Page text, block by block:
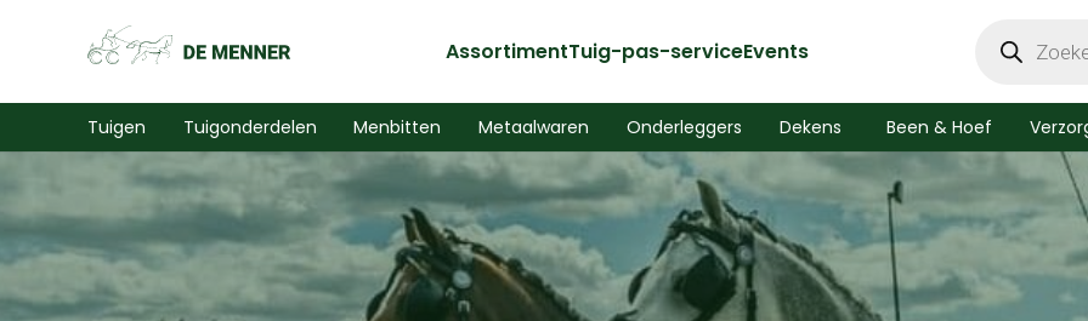
AssortimentTuig-pas-serviceEvents zoeken
Tuigen Tuigonderdelen Menbitten Metaalwaren Onderleggers Dekens Been & Hoef